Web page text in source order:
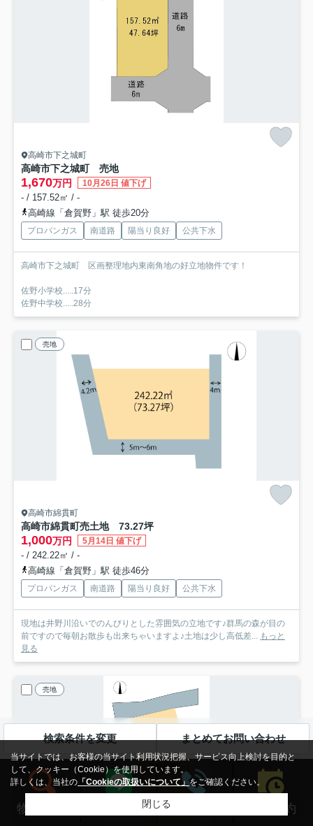
高崎市下之城町
高崎市下之城町 売地
1,670万円 10月26日 値下げ
- / 157.52㎡ / -
高崎線「倉賀野」駅 徒歩20分
プロパンガス 南道路 陽当り良好 公共下水
高崎市下之城町 区画整理地内東南角地の好立地物件です！
佐野小学校.....17分
佐野中学校.....28分
売地
高崎市綿貫町
高崎市綿貫町売土地 73.27坪
1,000万円 5月14日 値下げ
- / 242.22㎡ / -
高崎線「倉賀野」駅 徒歩46分
プロパンガス 南道路 陽当り良好 公共下水
現地は井野川沿いでのんびりとした雰囲気の立地です♪群馬の森が目の
前ですので毎朝お散歩も出来ちゃいますよ♪土地は少し高低差...
もっと
見る
売地
検索条件を変更 まとめてお問い合わせ
物件検索 LINEする 来店予約
当サイトでは、お客様の当サイト利用状況把握、サービス向上検討を目的と
して、クッキー（Cookie）を使用しています。
詳しくは、当社の 「Cookieの取扱いについて」をご確認ください。
閉じる